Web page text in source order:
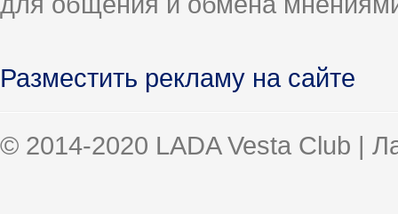
Разместить рекламу на сайте
© 2014-2020 LADA Vesta Club |